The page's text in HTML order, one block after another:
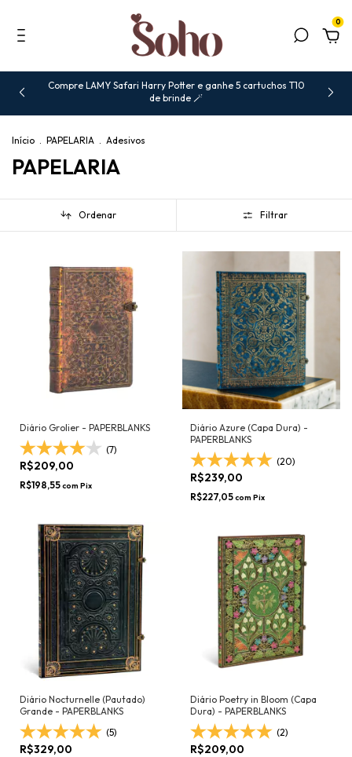
0
Compre LAMY Safari Harry Potter e ganhe 5 cartuchos T10
de brinde 🪄
Início . PAPELARIA . Adesivos
PAPELARIA
Ordenar Filtrar
Diário Grolier - PAPERBLANKS
(7)
R$209,00
R$198,55com Pix
Diário Azure (Capa Dura) -
PAPERBLANKS
(20)
R$239,00
R$227,05com Pix
Diário Nocturnelle (Pautado)
Grande - PAPERBLANKS
(5)
R$329,00
Diário Poetry in Bloom (Capa
Dura) - PAPERBLANKS
(2)
R$209,00